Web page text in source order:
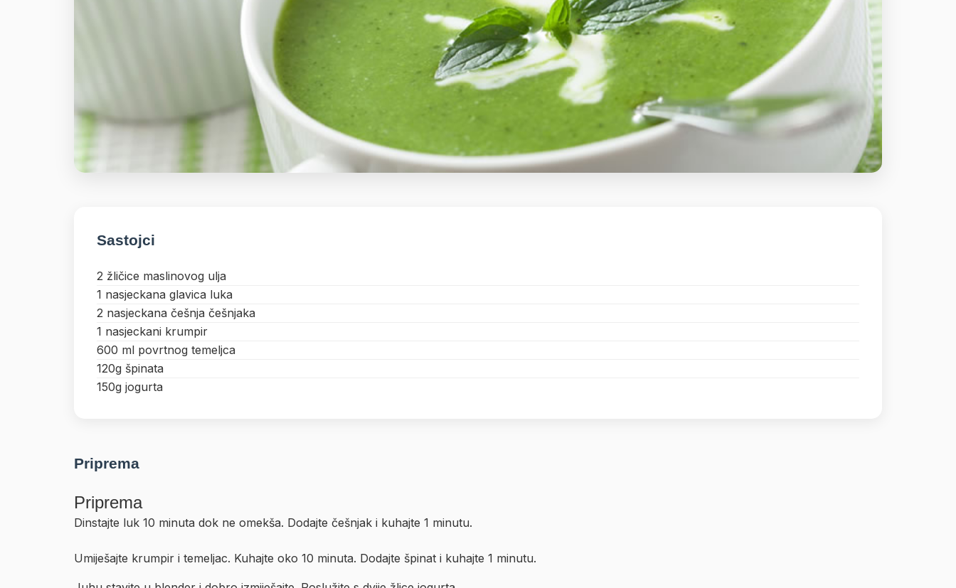
Sastojci
2 žličice maslinovog ulja
1 nasjeckana glavica luka
2 nasjeckana češnja češnjaka
1 nasjeckani krumpir
600 ml povrtnog temeljca
120g špinata
150g jogurta
Priprema
Priprema
Dinstajte luk 10 minuta dok ne omekša. Dodajte češnjak i kuhajte 1 minutu.
Umiješajte krumpir i temeljac. Kuhajte oko 10 minuta. Dodajte špinat i kuhajte 1 minutu.